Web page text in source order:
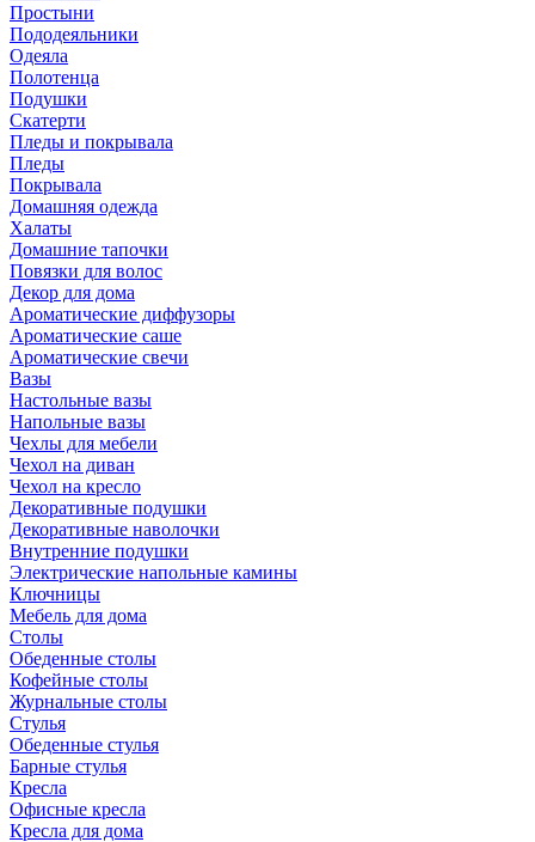
Простыни
Пододеяльники
Одеяла
Полотенца
Подушки
Скатерти
Пледы и покрывала
Пледы
Покрывала
Домашняя одежда
Халаты
Домашние тапочки
Повязки для волос
Декор для дома
Ароматические диффузоры
Ароматические саше
Ароматические свечи
Вазы
Настольные вазы
Напольные вазы
Чехлы для мебели
Чехол на диван
Чехол на кресло
Декоративные подушки
Декоративные наволочки
Внутренние подушки
Электрические напольные камины
Ключницы
Мебель для дома
Столы
Обеденные столы
Кофейные столы
Журнальные столы
Стулья
Обеденные стулья
Барные стулья
Кресла
Офисные кресла
Кресла для дома